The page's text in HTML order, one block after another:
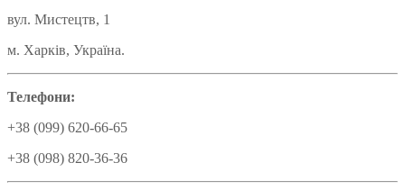
вул. Мистецтв, 1
м. Харків, Україна.
Телефони:
+38 (099) 620-66-65
+38 (098) 820-36-36